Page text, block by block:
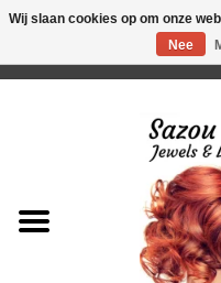
Just for Him
Wij slaan cookies op om onze
Nee